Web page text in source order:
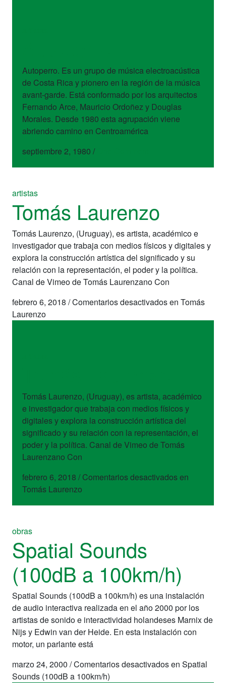
Autoperro. Es un grupo de música electroacústica
de Costa Rica y pionero en la región de la música
avant-garde. Está conformado por los arquitectos
Fernando Arce, Mauricio Ordoñez y Douglas
Morales. Desde 1980 esta agrupación viene
abriendo camino en Centroamérica
septiembre 2, 1980 /
artistas
Tomás Laurenzo
Tomás Laurenzo, (Uruguay), es artista, académico e
investigador que trabaja con medios físicos y digitales y
explora la construcción artística del significado y su
relación con la representación, el poder y la política.
Canal de Vimeo de Tomás Laurenzano Con
febrero 6, 2018 /Comentarios desactivadosen Tomás
Laurenzo
Tomás Laurenzo, (Uruguay), es artista, académico
e investigador que trabaja con medios físicos y
digitales y explora la construcción artística del
significado y su relación con la representación, el
poder y la política. Canal de Vimeo de Tomás
Laurenzano Con
febrero 6, 2018 / Comentarios desactivadosen
Tomás Laurenzo
obras
Spatial Sounds
(100dB a 100km/h)
Spatial Sounds (100dB a 100km/h) es una instalación
de audio interactiva realizada en el año 2000 por los
artistas de sonido e interactividad holandeses Marnix de
Nijs y Edwin van der Heide. En esta instalación con
motor, un parlante está
marzo 24, 2000 /Comentarios desactivadosen Spatial
Sounds (100dB a 100km/h)